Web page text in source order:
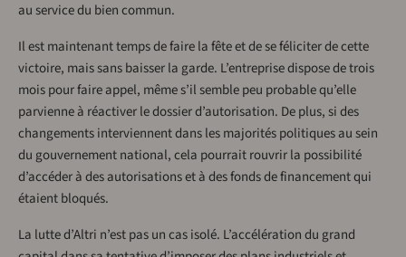
au service du bien commun.
Il est maintenant temps de faire la fête et de se féliciter de cette
victoire, mais sans baisser la garde. L’entreprise dispose de trois
mois pour faire appel, même s’il semble peu probable qu’elle
parvienne à réactiver le dossier d’autorisation. De plus, si des
changements interviennent dans les majorités politiques au sein
du gouvernement national, cela pourrait rouvrir la possibilité
d’accéder à des autorisations et à des fonds de financement qui
étaient bloqués.
La lutte d’Altri n’est pas un cas isolé. L’accélération du grand